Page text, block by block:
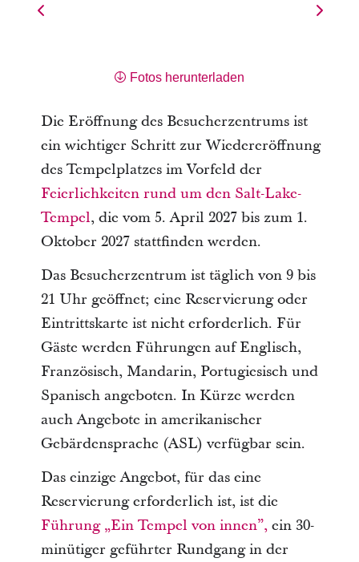
Fotos herunterladen
Die Eröffnung des Besucherzentrums ist
ein wichtiger Schritt zur Wiedereröffnung
des Tempelplatzes im Vorfeld der
Feierlichkeiten rund um den Salt-Lake-
Tempel, die vom 5. April 2027 bis zum 1.
Oktober 2027 stattfinden werden.
Das Besucherzentrum ist täglich von 9 bis
21 Uhr geöffnet; eine Reservierung oder
Eintrittskarte ist nicht erforderlich. Für
Gäste werden Führungen auf Englisch,
Französisch, Mandarin, Portugiesisch und
Spanisch angeboten. In Kürze werden
auch Angebote in amerikanischer
Gebärdensprache (ASL) verfügbar sein.
Das einzige Angebot, für das eine
Reservierung erforderlich ist, ist die
Führung „Ein Tempel von innen”,ein 30-
minütiger geführter Rundgang in der